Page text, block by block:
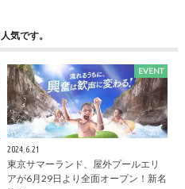
気です。
EVENT
2024.6.21
東京サマーランド、屋外プールエリ
アが6月29日より全面オープン！新名